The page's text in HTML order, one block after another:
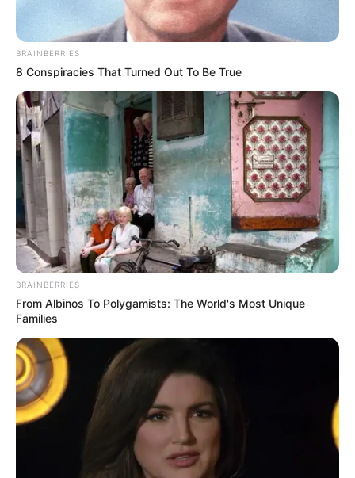
BRAINBERRIES
8 Conspiracies That Turned Out To Be True
BRAINBERRIES
From Albinos To Polygamists: The World's Most Unique
Families